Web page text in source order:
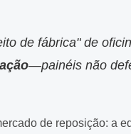
de fábrica" de
—painéis não
de reposição: a